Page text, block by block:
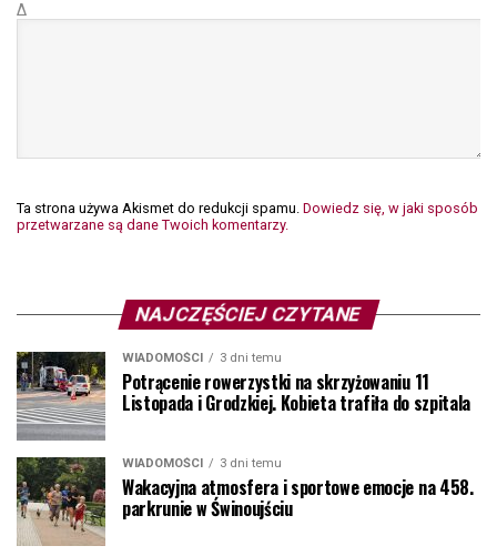
Δ
Ta strona używa Akismet do redukcji spamu. Dowiedz się, w jaki sposób
przetwarzane są dane Twoich komentarzy.
NAJCZĘŚCIEJ CZYTANE
WIADOMOŚCI 3 dni temu
Potrącenie rowerzystki na skrzyżowaniu 11
Listopada i Grodzkiej. Kobieta trafiła do szpitala
WIADOMOŚCI 3 dni temu
Wakacyjna atmosfera i sportowe emocje na 458.
parkrunie w Świnoujściu